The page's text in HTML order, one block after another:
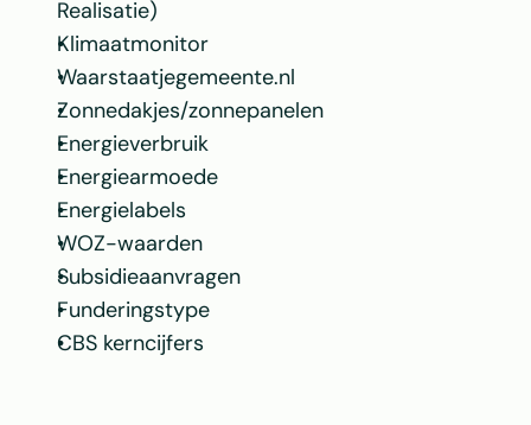
Realisatie)
Klimaatmonitor
Waarstaatjegemeente.nl
Zonnedakjes/zonnepanelen
Energieverbruik
Energiearmoede
Energielabels
WOZ-waarden
Subsidieaanvragen
Funderingstype
CBS kerncijfers